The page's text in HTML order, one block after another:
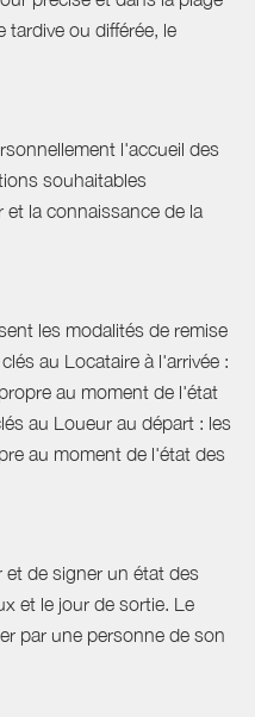
tardive ou différée, le
l'accueil des
souhaitables
et la connaissance de la
les modalités de remise
au Locataire à l'arrivée :
au moment de l'état
au Loueur au départ : les
au moment de l'état des
de signer un état des
et le jour de sortie. Le
par une personne de son